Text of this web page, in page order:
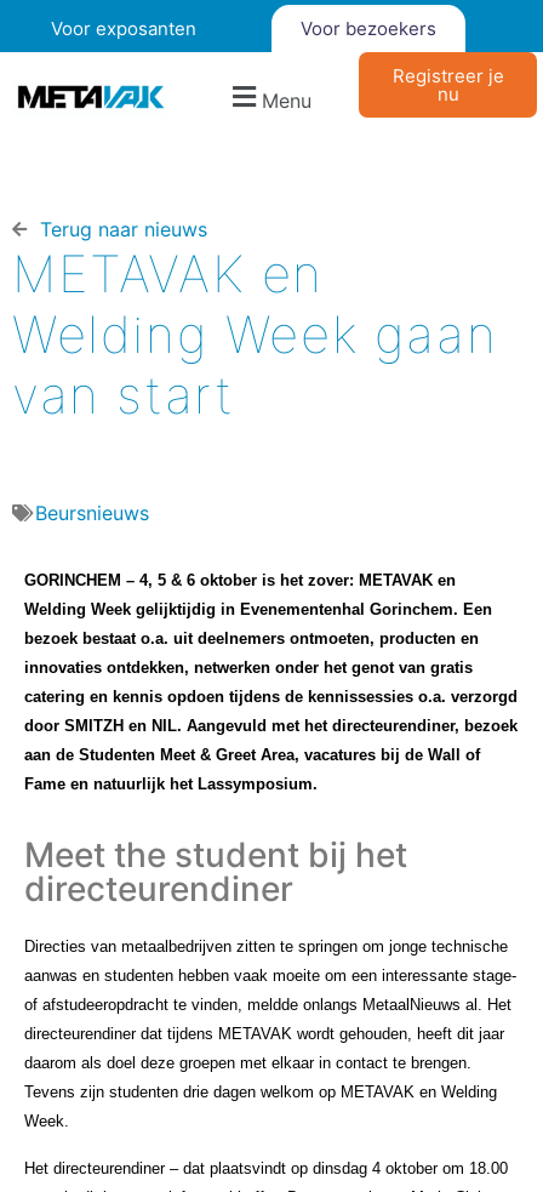
Voor exposanten Voor bezoekers
Menu
Registreer je
nu
Terug naar nieuws​
METAVAK en
Welding Week gaan
van start
Beursnieuws
GORINCHEM – 4, 5 & 6 oktober is het zover: METAVAK en
Welding Week gelijktijdig in Evenementenhal Gorinchem. Een
bezoek bestaat o.a. uit deelnemers ontmoeten, producten en
innovaties ontdekken, netwerken onder het genot van gratis
catering en kennis opdoen tijdens de kennissessies o.a. verzorgd
door SMITZH en NIL. Aangevuld met het directeurendiner, bezoek
aan de Studenten Meet & Greet Area, vacatures bij de Wall of
Fame en natuurlijk het Lassymposium.
Meet the student bij het
directeurendiner
Directies van metaalbedrijven zitten te springen om jonge technische
aanwas en studenten hebben vaak moeite om een interessante stage-
of afstudeeropdracht te vinden, meldde onlangs MetaalNieuws al. Het
directeurendiner dat tijdens METAVAK wordt gehouden, heeft dit jaar
daarom als doel deze groepen met elkaar in contact te brengen.
Tevens zijn studenten drie dagen welkom op METAVAK en Welding
Week.
Het directeurendiner – dat plaatsvindt op dinsdag 4 oktober om 18.00